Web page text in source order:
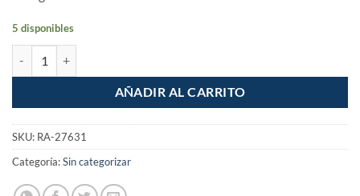
5 disponibles
AÑADIR AL CARRITO
SKU: RA-27631
Categoría:Sin categorizar